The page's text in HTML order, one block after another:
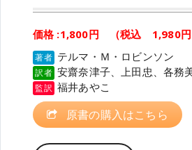
価格 :1,800円 （税込 1,980円
著者 テルマ・Ｍ・ロビンソン
訳者 安齋奈津子、上田忠、各務
監訳 福井あやこ
原書の購入はこちら